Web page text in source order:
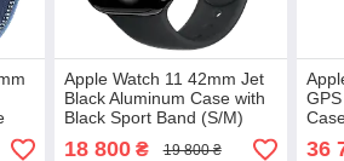
Apple Watch 11 42mm Jet
Black Aluminum Case with
Black Sport Band (S/M)
(MEQT4)
18 800₴ 19 800 ₴ 36